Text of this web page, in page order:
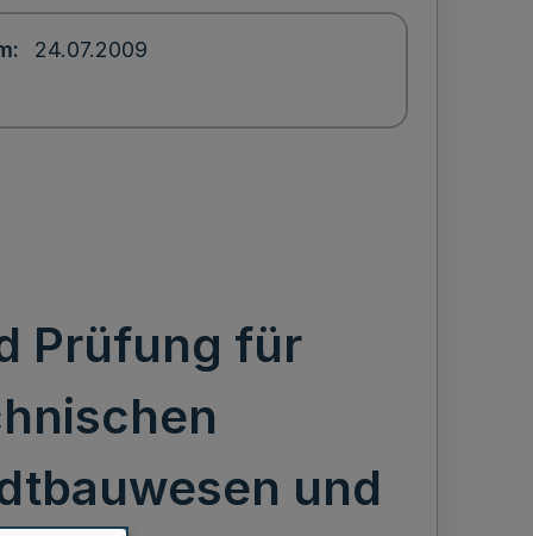
24.07.2009
Prüfung für
und